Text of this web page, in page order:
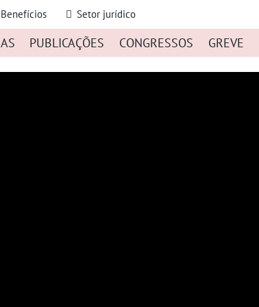
Benefícios Setor jurídico
PUBLICAÇÕES CONGRESSOS GREVE